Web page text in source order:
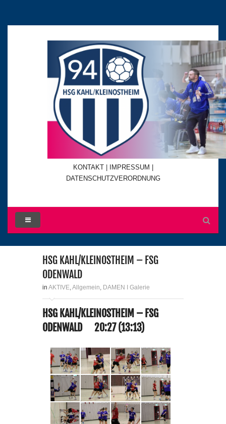
KONTAKT | IMPRESSUM |
DATENSCHUTZVERORDNUNG
HSG KAHL/KLEINOSTHEIM – FSG
ODENWALD
in AKTIVE Allgemein DAMEN I Galerie
HSG KAHL/KLEINOSTHEIM – FSG
ODENWALD 20:27 (13:13)